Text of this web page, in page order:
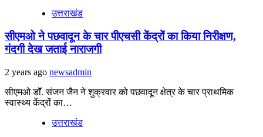
उत्तराखंड
सीएमओ ने पछवादून के चार पीएचसी केंद्रों का किया निरीक्षण,
गंदगी देख जताई नाराजगी
2 years ago newsadmin
सीएमओ डॉॅ. संजन जैन ने शुक्रवार को पछवादून क्षेत्र के चार प्राथमिक
स्वास्थ्य केंद्रों का…
उत्तराखंड